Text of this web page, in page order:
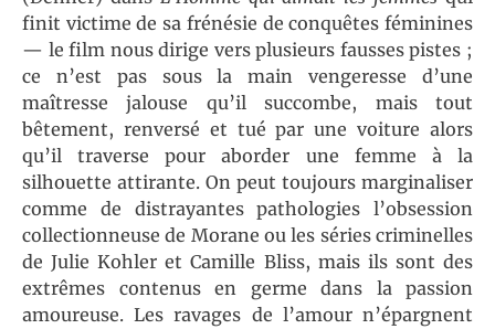
finit victime de sa frénésie de conquêtes féminines
— le film nous dirige vers plusieurs fausses pistes ;
ce n’est pas sous la main vengeresse d’une
maîtresse jalouse qu’il succombe, mais tout
bêtement, renversé et tué par une voiture alors
qu’il traverse pour aborder une femme à la
silhouette attirante. On peut toujours marginaliser
comme de distrayantes pathologies l’obsession
collectionneuse de Morane ou les séries criminelles
de Julie Kohler et Camille Bliss, mais ils sont des
extrêmes contenus en germe dans la passion
amoureuse. Les ravages de l’amour n’épargnent